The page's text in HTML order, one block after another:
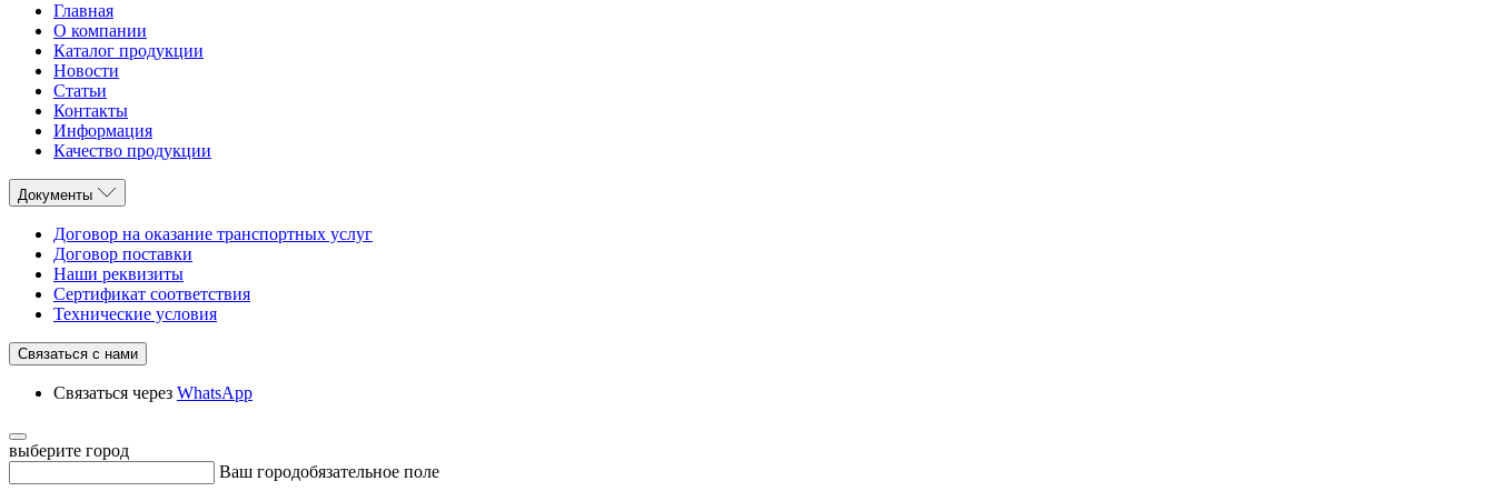
Главная
О компании
Каталог продукции
Новости
Статьи
Контакты
Информация
Качество продукции
Документы
Договор на оказание транспортных услуг
Договор поставки
Наши реквизиты
Сертификат соответствия
Технические условия
Связаться с нами
Связаться через WhatsApp
выберите город
Ваш городобязательное поле